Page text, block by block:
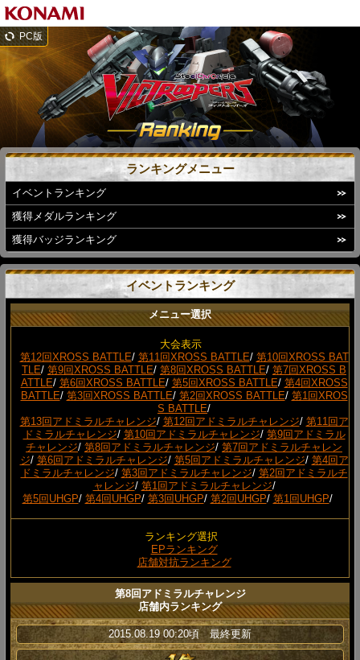
PC版
ランキングメニュー
イベントランキング
獲得メダルランキング
獲得バッジランキング
イベントランキング
メニュー選択
大会表示
第12回XROSS BATTLE/ 第11回XROSS BATTLE/ 第10回XROSS BAT
TLE/ 第9回XROSS BATTLE/ 第8回XROSS BATTLE/ 第7回XROSS B
ATTLE/ 第6回XROSS BATTLE/ 第5回XROSS BATTLE/ 第4回XROSS
BATTLE/ 第3回XROSS BATTLE/ 第2回XROSS BATTLE/ 第1回XROS
S BATTLE/
第13回アドミラルチャレンジ/ 第12回アドミラルチャレンジ/ 第11回ア
ドミラルチャレンジ/ 第10回アドミラルチャレンジ/ 第9回アドミラル
チャレンジ/ 第8回アドミラルチャレンジ/ 第7回アドミラルチャレン
ジ/ 第6回アドミラルチャレンジ/ 第5回アドミラルチャレンジ/ 第4回ア
ドミラルチャレンジ/ 第3回アドミラルチャレンジ/ 第2回アドミラルチ
ャレンジ/ 第1回アドミラルチャレンジ/
第5回UHGP/ 第4回UHGP/ 第3回UHGP/ 第2回UHGP/ 第1回UHGP/
ランキング選択
EPランキング
店舗対抗ランキング
第8回アドミラルチャレンジ
店舗内ランキング
2015.08.19 00:20頃 最終更新